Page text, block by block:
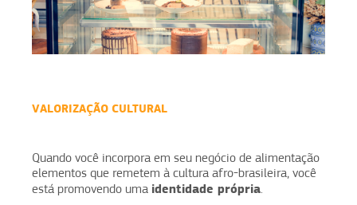
VALORIZAÇÃO CULTURAL
Quando você incorpora em seu negócio de alimentação
elementos que remetem à cultura afro­-brasileira, você
está promovendo uma identidade própria.